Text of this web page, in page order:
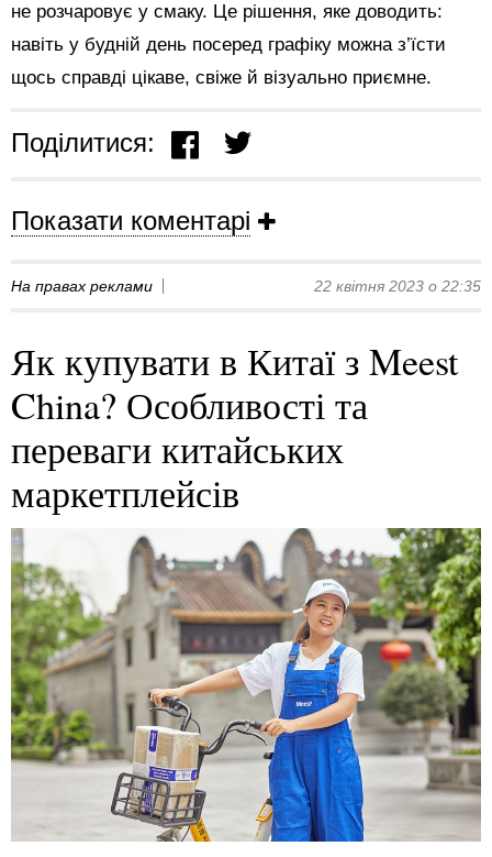
не розчаровує у смаку. Це рішення, яке доводить:
навіть у будній день посеред графіку можна з’їсти
щось справді цікаве, свіже й візуально приємне.
Поділитися:
Показати коментарі
На правах реклами 22 квітня 2023 о 22:35
Як купувати в Китаї з Meest
China? Особливості та
переваги китайських
маркетплейсів